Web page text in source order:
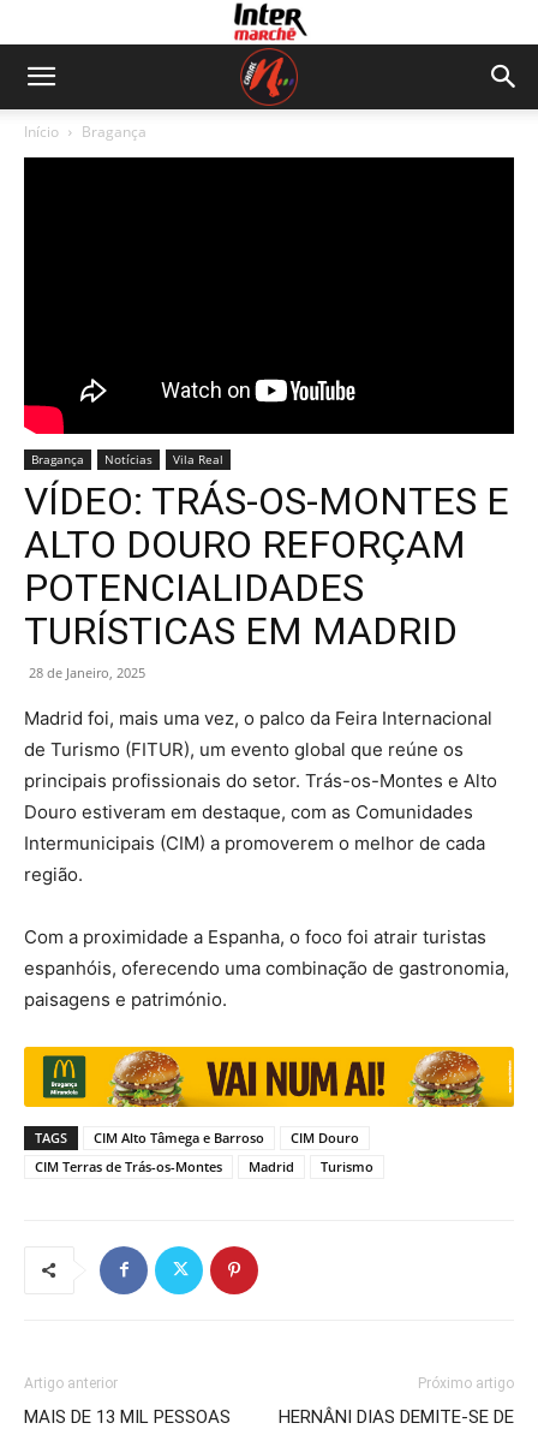
Início Bragança
Bragança Notícias Vila Real
VÍDEO: TRÁS-OS-MONTES E
ALTO DOURO REFORÇAM
POTENCIALIDADES
TURÍSTICAS EM MADRID
28 de Janeiro, 2025
Madrid foi, mais uma vez, o palco da Feira Internacional
de Turismo (FITUR), um evento global que reúne os
principais profissionais do setor. Trás-os-Montes e Alto
Douro estiveram em destaque, com as Comunidades
Intermunicipais (CIM) a promoverem o melhor de cada
região.
Com a proximidade a Espanha, o foco foi atrair turistas
espanhóis, oferecendo uma combinação de gastronomia,
paisagens e património.
TAGS CIM Alto Tâmega e Barroso
CIM Douro
CIM Terras de Trás-os-Montes
Madrid Turismo
Artigo anterior
MAIS DE 13 MIL PESSOAS
Próximo artigo
HERNÂNI DIAS DEMITE-SE DE